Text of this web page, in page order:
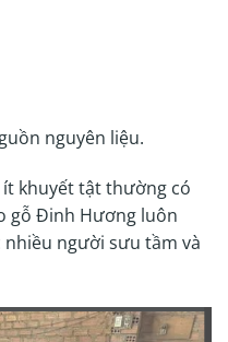
nguyên liệu.
khuyết tật thường có
gỗ Đinh Hương luôn
người sưu tầm và